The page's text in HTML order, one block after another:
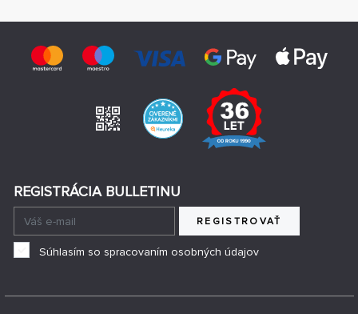
REGISTRÁCIA BULLETINU
REGISTROVAŤ
Súhlasím so spracovaním osobných údajov